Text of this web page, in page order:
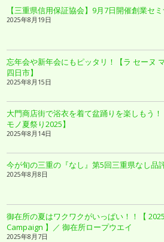
【三重県信用保証協会】9月7日開催創業セ
2025年8月19日
忘年会や新年会にもピッタリ！【ラ セーヌ
四日市】
2025年8月15日
大門商店街で浴衣を着て盆踊りを楽しもう
モノ夏祭り2025】
2025年8月14日
今が旬の三重の『なし』第5回三重県なし品
2025年8月8日
御在所の夏はワクワクがいっぱい！！【
Campaign 】／ 御在所ロープウエイ
2025年8月7日